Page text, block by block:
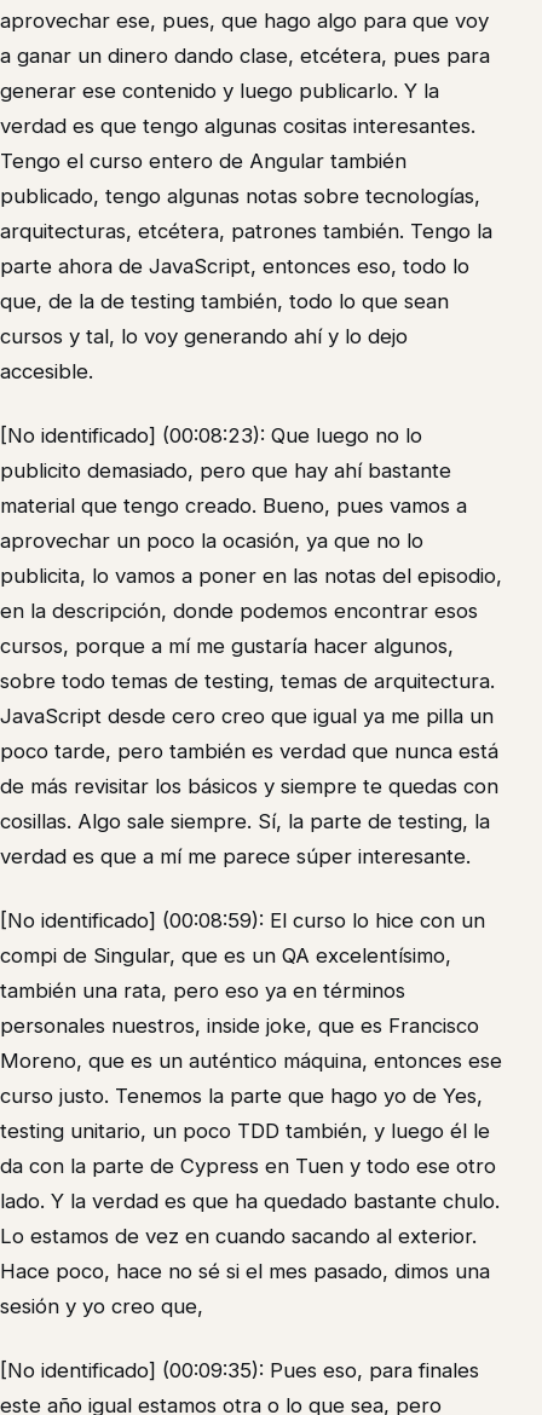
aprovechar ese, pues, que hago algo para que voy
a ganar un dinero dando clase, etcétera, pues para
generar ese contenido y luego publicarlo. Y la
verdad es que tengo algunas cositas interesantes.
Tengo el curso entero de Angular también
publicado, tengo algunas notas sobre tecnologías,
arquitecturas, etcétera, patrones también. Tengo la
parte ahora de JavaScript, entonces eso, todo lo
que, de la de testing también, todo lo que sean
cursos y tal, lo voy generando ahí y lo dejo
accesible.
[No identificado] (00:08:23): Que luego no lo
publicito demasiado, pero que hay ahí bastante
material que tengo creado. Bueno, pues vamos a
aprovechar un poco la ocasión, ya que no lo
publicita, lo vamos a poner en las notas del episodio,
en la descripción, donde podemos encontrar esos
cursos, porque a mí me gustaría hacer algunos,
sobre todo temas de testing, temas de arquitectura.
JavaScript desde cero creo que igual ya me pilla un
poco tarde, pero también es verdad que nunca está
de más revisitar los básicos y siempre te quedas con
cosillas. Algo sale siempre. Sí, la parte de testing, la
verdad es que a mí me parece súper interesante.
[No identificado] (00:08:59): El curso lo hice con un
compi de Singular, que es un QA excelentísimo,
también una rata, pero eso ya en términos
personales nuestros, inside joke, que es Francisco
Moreno, que es un auténtico máquina, entonces ese
curso justo. Tenemos la parte que hago yo de Yes,
testing unitario, un poco TDD también, y luego él le
da con la parte de Cypress en Tuen y todo ese otro
lado. Y la verdad es que ha quedado bastante chulo.
Lo estamos de vez en cuando sacando al exterior.
Hace poco, hace no sé si el mes pasado, dimos una
sesión y yo creo que,
[No identificado] (00:09:35): Pues eso, para finales
este año igual estamos otra o lo que sea, pero